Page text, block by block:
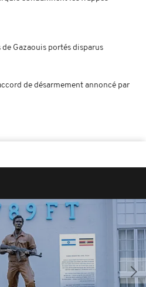
Gazaouis portés disparus
de désarmement annoncé par